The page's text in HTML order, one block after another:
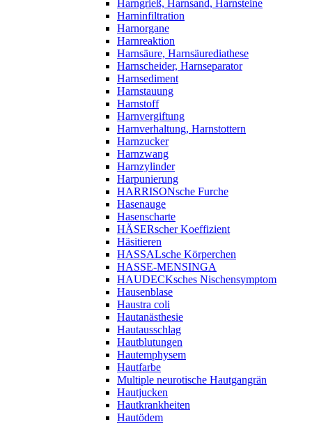
Harngrieß, Harnsand, Harnsteine
Harninfiltration
Harnorgane
Harnreaktion
Harnsäure, Harnsäurediathese
Harnscheider, Harnseparator
Harnsediment
Harnstauung
Harnstoff
Harnvergiftung
Harnverhaltung, Harnstottern
Harnzucker
Harnzwang
Harnzylinder
Harpunierung
HARRISONsche Furche
Hasenauge
Hasenscharte
HÄSERscher Koeffizient
Häsitieren
HASSALsche Körperchen
HASSE-MENSINGA
HAUDECKsches Nischensymptom
Hausenblase
Haustra coli
Hautanästhesie
Hautausschlag
Hautblutungen
Hautemphysem
Hautfarbe
Multiple neurotische Hautgangrän
Hautjucken
Hautkrankheiten
Hautödem